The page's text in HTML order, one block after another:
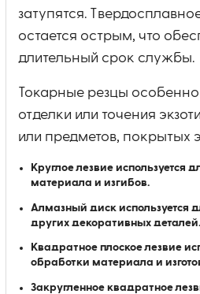
затупятся.
остается острым, что
длительный срок службы.
Токарные резцы особенно
отделки или точения
или предметов, покрытых
Круглое лезвие используется
материала и изгибов.
Алмазный диск используется
других декоративных деталей.
Квадратное плоское лезвие
обработки материала и
Закругленное квадратное